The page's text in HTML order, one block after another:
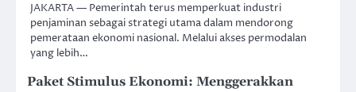
JAKARTA — Pemerintah terus memperkuat industri
penjaminan sebagai strategi utama dalam mendorong
pemerataan ekonomi nasional. Melalui akses permodalan
yang lebih…
Paket Stimulus Ekonomi: Menggerakkan